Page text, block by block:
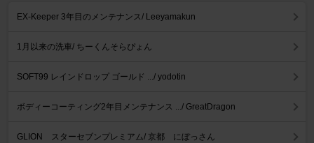
EX-Keeper 3年目のメンテナンス/ Leeyamakun
1月以来の洗車/ ちーくんそらぴょん
SOFT99 レインドロップ ゴールド .../ yodotin
ボディーコーティング2年目メンテナンス .../ GreatDragon
GLION スターセブンプレミアム/ 京都 にぼっさん